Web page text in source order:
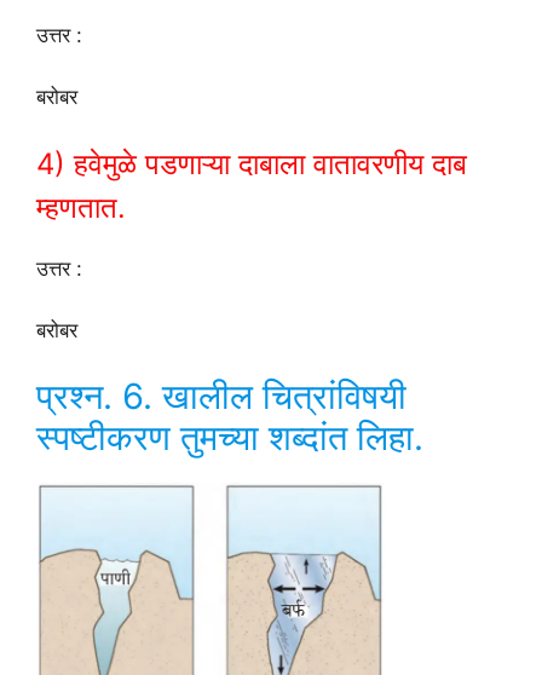
उत्तर :
बरोबर
4) हवेमुळे पडणाऱ्या दाबाला वातावरणीय दाब
म्हणतात.
उत्तर :
बरोबर
प्रश्न. 6. खालील चित्रांविषयी
स्पष्टीकरण तुमच्या शब्दांत लिहा.